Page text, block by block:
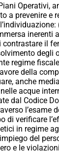
Operativi,
a prevenire
il
regime
della
anche
acque
dal Codice
di verificare
in regime
del
e le